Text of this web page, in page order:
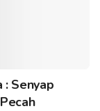
: Senyap